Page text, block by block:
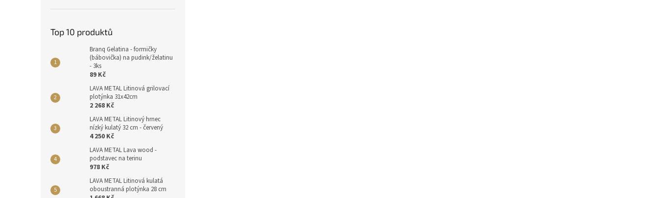
Top 10 produktů
Branq Gelatina - formičky
(bábovička) na pudink/želatinu
- 3ks
89 Kč
LAVA METAL Litinová grilovací
plotýnka 31x42cm
2 268 Kč
LAVA METAL Litinový hrnec
nízký kulatý 32 cm - červený
4 250 Kč
LAVA METAL Lava wood -
podstavec na terinu
978 Kč
LAVA METAL Litinová kulatá
oboustranná plotýnka 28 cm